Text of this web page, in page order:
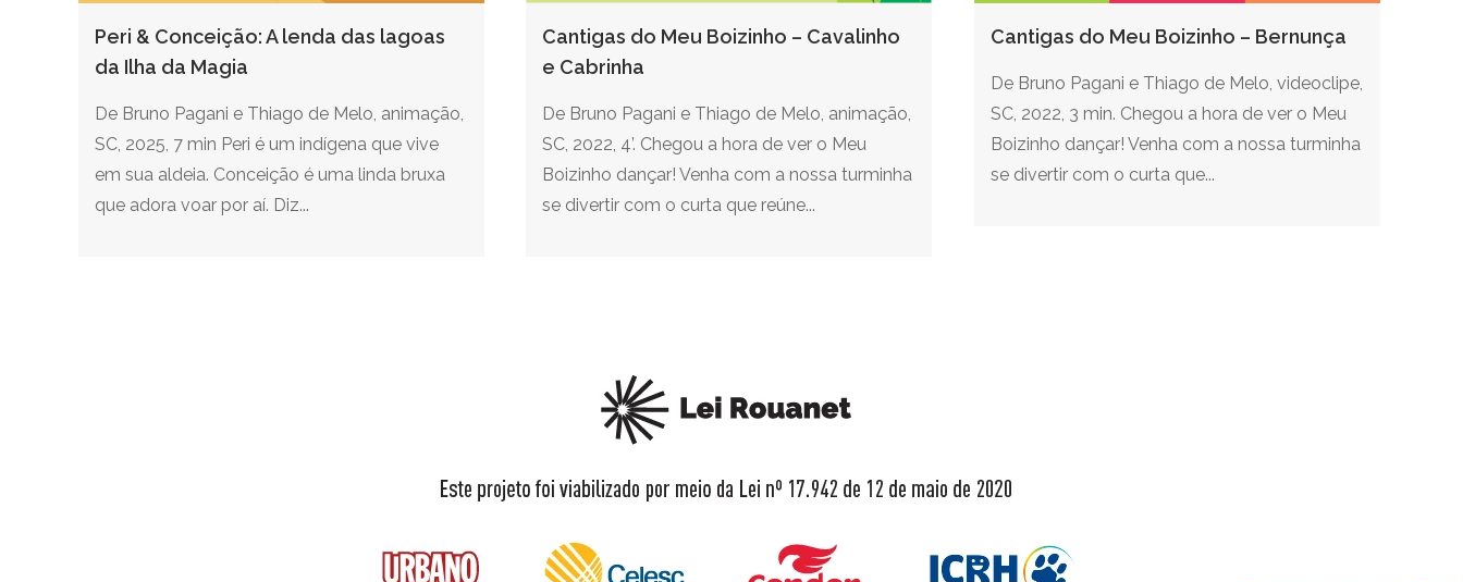
Peri & Conceição: A lenda das lagoas
da Ilha da Magia
De Bruno Pagani e Thiago de Melo, animação,
SC, 2025, 7 min Peri é um indígena que vive
em sua aldeia. Conceição é uma linda bruxa
que adora voar por aí. Diz...
Cantigas do Meu Boizinho – Cavalinho
e Cabrinha
De Bruno Pagani e Thiago de Melo, animação,
SC, 2022, 4’. Chegou a hora de ver o Meu
Boizinho dançar! Venha com a nossa turminha
se divertir com o curta que reúne...
Cantigas do Meu Boizinho – Bernunça
De Bruno Pagani e Thiago de Melo, videoclipe,
SC, 2022, 3 min. Chegou a hora de ver o Meu
Boizinho dançar! Venha com a nossa turminha
se divertir com o curta que...